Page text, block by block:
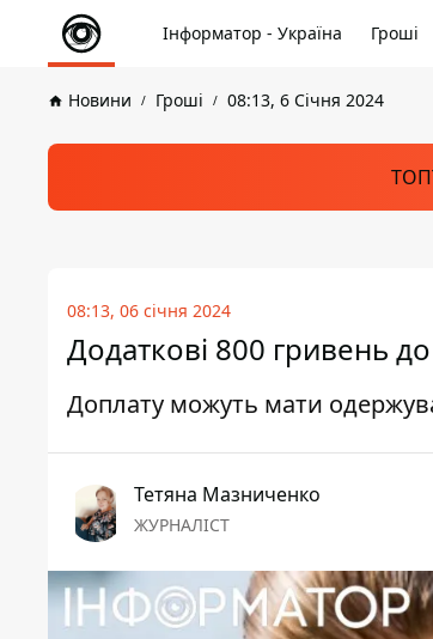
Інформатор - Україна Гроші
Новини Гроші 08:13, 6 Січня 2024
08:13, 06 січня 2024
Додаткові 800 гривень
Доплату можуть мати
Тетяна Мазниченко
ЖУРНАЛІСТ